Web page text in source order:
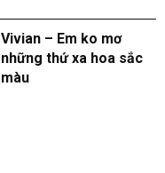
Vivian – Em ko mơ
những thứ xa hoa sắc
màu